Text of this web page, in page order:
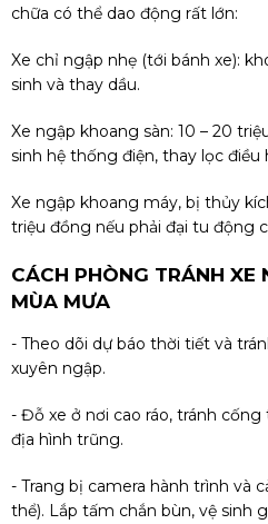
chữa có thể dao động rất lớn:
Xe chỉ ngập nhẹ (tới bánh xe):
sinh và thay dầu.
Xe ngập khoang sàn: 10 – 20
sinh hệ thống điện, thay lọc điều
Xe ngập khoang máy, bị thủy
triệu đồng nếu phải đại tu động
CÁCH PHÒNG TRÁNH XE
MÙA MƯA
- Theo dõi dự báo thời tiết và
xuyên ngập.
- Đỗ xe ở nơi cao ráo, tránh
địa hình trũng.
- Trang bị camera hành trình và
thể). Lắp tấm chắn bùn, vệ sinh